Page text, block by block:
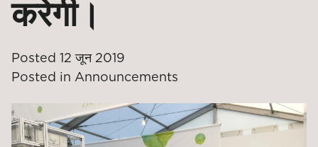
करेगी।
Posted 12 जून 2019
Posted in Announcements